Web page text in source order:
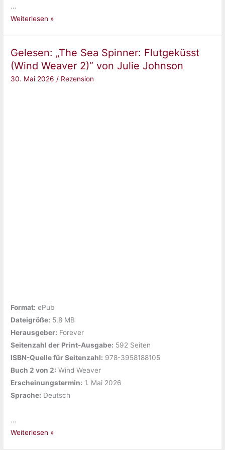
…
Gelesen:
Blood
(Broken
Bloodlines,
Weiterlesen »
Gelesen: „The Sea Spinner: Flutgeküsst
(Wind Weaver 2)“ von Julie Johnson
30. Mai 2026/ Rezension
Format: ePub
Dateigröße: ‎5.8 MB
Herausgeber: ‎Forever
Seitenzahl der Print-Ausgabe: 592 Seiten
ISBN-Quelle für Seitenzahl: ‎978-3958188105
Buch 2 von 2: ‎Wind Weaver
Erscheinungstermin: ‎1. Mai 2026
Sprache: ‎Deutsch
…
Gelesen:
Weiterlesen »